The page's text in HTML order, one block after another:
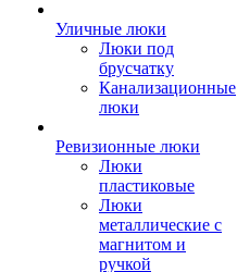
Уличные люки
Люки под
брусчатку
Канализационные
люки
Ревизионные люки
Люки
пластиковые
Люки
металлические с
магнитом и
ручкой